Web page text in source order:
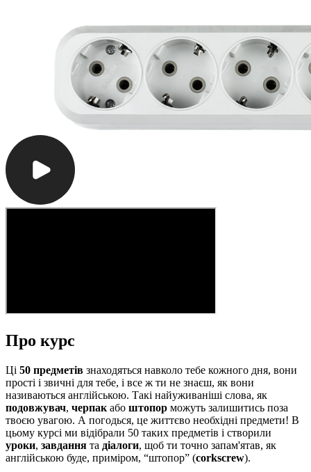
Про курс
Ці 50 предметів знаходяться навколо тебе кожного дня, вони
прості і звичні для тебе, і все ж ти не знаєш, як вони
називаються англійською. Такі найуживаніші слова, як
подовжувач, черпак або штопор можуть залишитись поза
твоєю увагою. А погодься, це життєво необхідні предмети! В
цьому курсі ми відібрали 50 таких предметів і створили
уроки, завдання та діалоги, щоб ти точно запам'ятав, як
англійською буде, приміром, “штопор” (corkscrew).